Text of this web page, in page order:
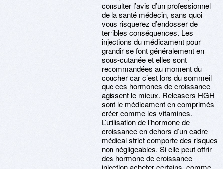
consulter l’avis d’un professionnel
de la santé médecin, sans quoi
vous risquerez d’endosser de
terribles conséquences. Les
injections du médicament pour
grandir se font généralement en
sous-cutanée et elles sont
recommandées au moment du
coucher car c’est lors du sommeil
que ces hormones de croissance
agissent le mieux. Releasers HGH
sont le médicament en comprimés
créer comme les vitamines.
L’utilisation de l’hormone de
croissance en dehors d’un cadre
médical strict comporte des risques
non négligeables. Si elle peut offrir
des hormone de croissance
injection acheter certains, comme